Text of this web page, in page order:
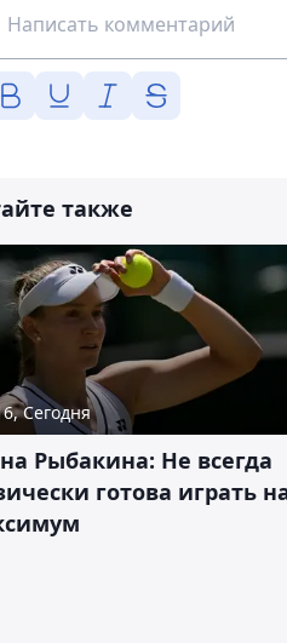
также
Сегодня
Рыбакина: Не всегда
готова играть